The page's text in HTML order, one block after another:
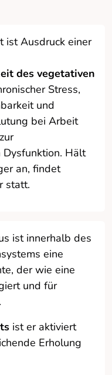
ist Ausdruck einer
des vegetativen
Stress,
und
bei Arbeit
Dysfunktion. Hält
an, findet
statt.
ist innerhalb des
eine
der wie eine
und für
ist er aktiviert
Erholung